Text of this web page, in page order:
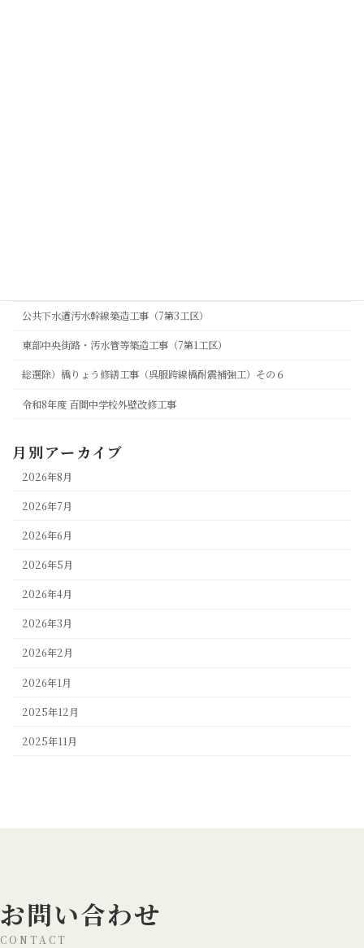
公共下水道汚水幹線築造工事（7第3工区）
東部中央街路・汚水管等築造工事（7第1工区）
総選除）橋りょう修繕工事（呉服跨線橋耐震補強工）その６
令和8年度 百間中学校外壁改修工事
月別アーカイブ
2026年8月
2026年7月
2026年6月
2026年5月
2026年4月
2026年3月
2026年2月
2026年1月
2025年12月
2025年11月
お問い合わせ
CONTACT